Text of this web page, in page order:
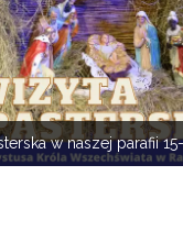
w naszej parafii